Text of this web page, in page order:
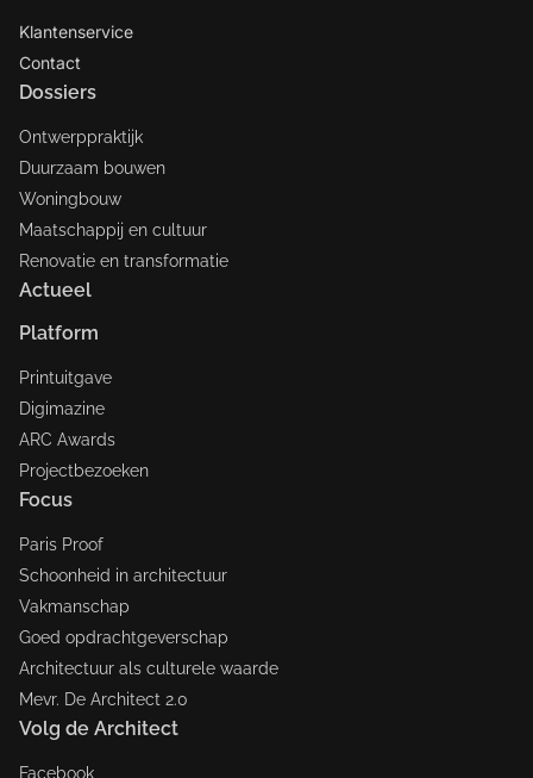
Klantenservice
Contact
Dossiers
Ontwerppraktijk
Duurzaam bouwen
Woningbouw
Maatschappij en cultuur
Renovatie en transformatie
Actueel
Platform
Printuitgave
Digimazine
ARC Awards
Projectbezoeken
Focus
Paris Proof
Schoonheid in architectuur
Vakmanschap
Goed opdrachtgeverschap
Architectuur als culturele waarde
Mevr. De Architect 2.0
Volg de Architect
Facebook